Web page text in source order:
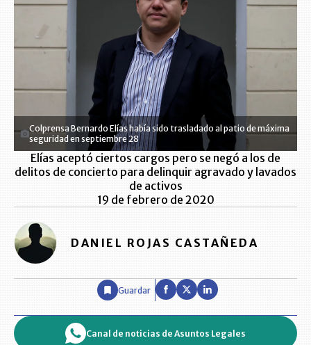
Colprensa Bernardo Elías había sido trasladado al patio de máxima
seguridad en septiembre 28
Elías aceptó ciertos cargos pero se negó a los de
delitos de concierto para delinquir agravado y lavados
de activos
19 de febrero de 2020
DANIEL ROJAS CASTAÑEDA
Guardar
Canal de noticias de Asuntos Legales